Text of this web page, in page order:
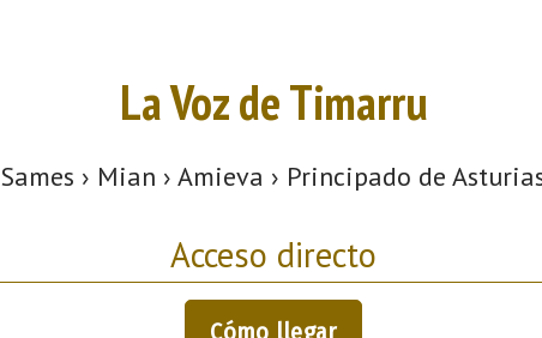
La Voz de Timarru
Sames › Mian › Amieva › Principado de
Acceso directo
Cómo llegar